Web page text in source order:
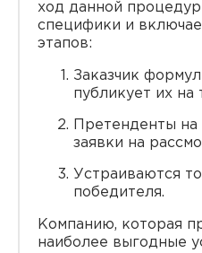
ход данной
специфики и
этапов:
Заказчик
публикует их
Претенденты
заявки на
Устраиваются
победителя.
Компанию, которая
наиболее выгодные